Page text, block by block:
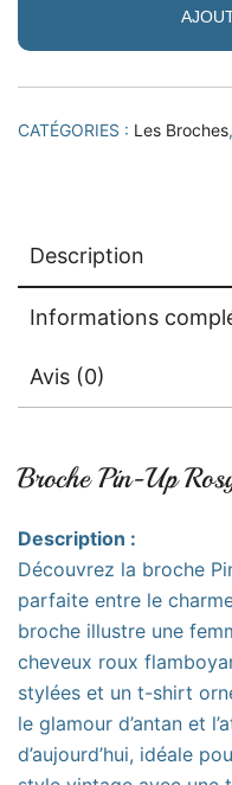
CATÉGORIES : Les Broches,
Description
Informations
Avis (0)
Broche Pin-Up
Description :
Découvrez la broche
parfaite entre le
broche illustre une
cheveux roux
stylées et un t-shirt
le glamour d’antan et
d’aujourd’hui, idéale